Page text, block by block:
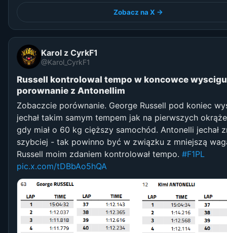
Zobacz na X →
Karol z CyrkF1
@Karol_CyrkF1
Russell kontrolowal tempo w koncowce
porownanie z Antonellim
Zobaczcie porównanie. George Russell pod koniec
jechał takim samym tempem jak na pierwszych
gdy miał o 60 kg cięższy samochód. Antonelli jechał
szybciej - tak powinno być w związku z mniejszą
Russell moim zdaniem kontrolował tempo. #F1PL
pic.x.com/tDBbAo5hQA